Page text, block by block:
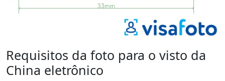
Requisitos da foto para o visto da
China eletrônico